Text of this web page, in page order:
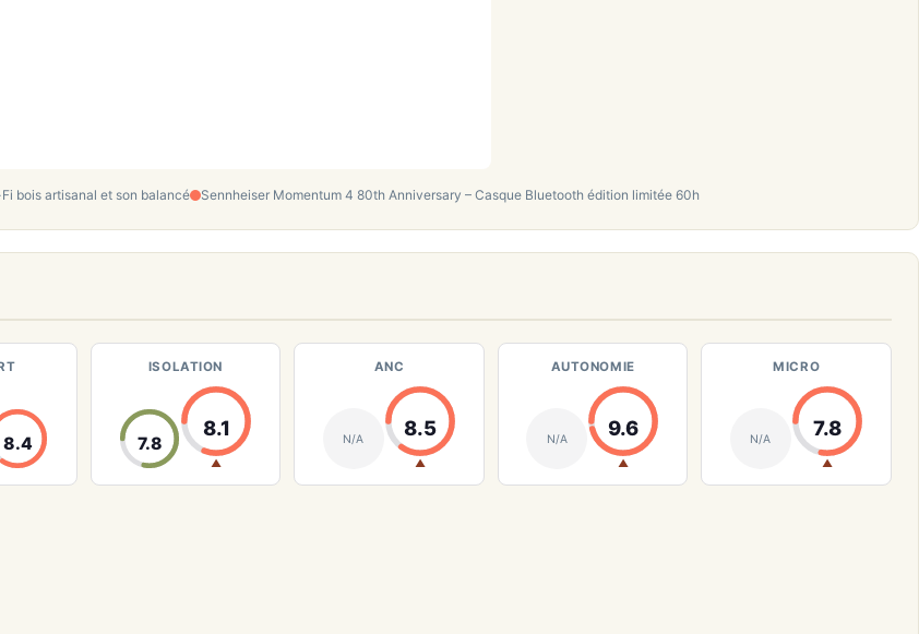
bois artisanal et son balancé Sennheiser Momentum 4 80th Anniversary – Casque Bluetooth édition limitée 60h
8.4
ISOLATION
7.8
8.1
▲
ANC
N/A 8.5
▲
AUTONOMIE
N/A 9.6
▲
MICRO
N/A 7.8
▲